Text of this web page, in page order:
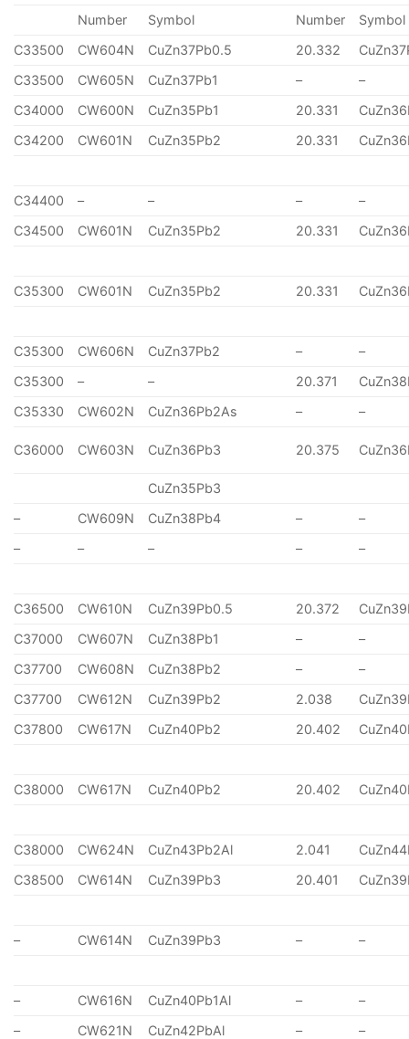
Number Symbol Number
Symbol
C33500
CW604N CuZn37Pb0.5 20.332
C33500
CW605N CuZn37Pb1 –
–
C34000
CW600N CuZn35Pb1 20.331
C34200
CW601N CuZn35Pb2 20.331
C34400 – – –
–
C34500
CW601N CuZn35Pb2 20.331
C35300 CW601N CuZn35Pb2 20.331
C35300 CW606N CuZn37Pb2 –
–
C35300
– – 20.371
C35330
CW602N CuZn36Pb2As – –
C36000 CW603N CuZn36Pb3 20.375
CuZn35Pb3
–
CW609N CuZn38Pb4 –
–
–
– – – –
C36500 CW610N CuZn39Pb0.5 20.372
C37000
CW607N CuZn38Pb1 –
–
C37700
CW608N CuZn38Pb2 –
–
C37700
CW612N CuZn39Pb2 2.038
C37800
CW617N CuZn40Pb2 20.402
C38000 CW617N CuZn40Pb2 20.402
C38000 CW624N CuZn43Pb2Al 2.041
C38500
CW614N CuZn39Pb3 20.401
– CW614N CuZn39Pb3 – –
– CW616N CuZn40Pb1Al –
–
–
CW621N CuZn42PbAl – –